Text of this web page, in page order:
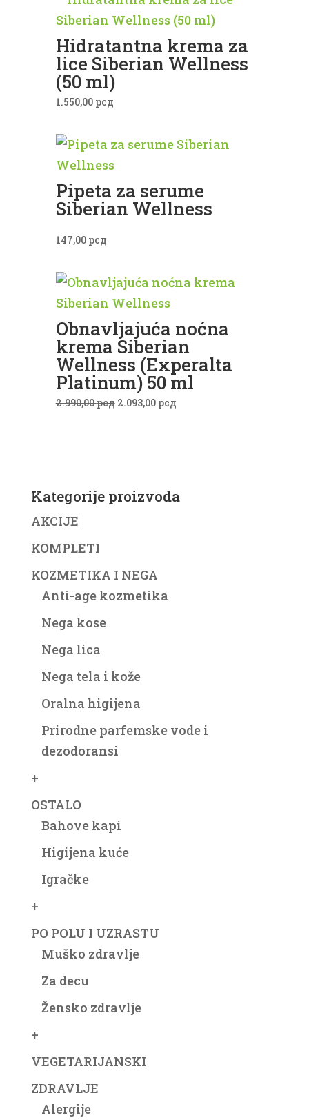
Hidratantna krema za
lice Siberian Wellness
(50 ml)
1.550,00 рсд
Pipeta za serume
Siberian Wellness
147,00 рсд
Obnavljajuća noćna
krema Siberian
Wellness (Experalta
Platinum) 50 ml
2.990,00рсд Originalna
2.093,00 рсдTrenutna
Kategorije proizvoda
AKCIJE
KOMPLETI
KOZMETIKA I NEGA
Anti-age kozmetika
Nega kose
Nega lica
Nega tela i kože
Oralna higijena
Prirodne parfemske vode i
dezodoransi
+
OSTALO
Bahove kapi
Higijena kuće
Igračke
+
PO POLU I UZRASTU
Muško zdravlje
Za decu
Žensko zdravlje
+
VEGETARIJANSKI
ZDRAVLJE
Alergije